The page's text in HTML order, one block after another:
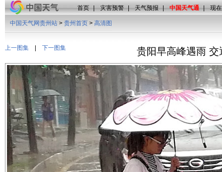
首页 | 灾害预警 | 天气预报 | 中国天气通 | 现
上一图集 下一图集
中国天气网贵州站 > 贵州首页 > 高清图
贵阳早高峰遇雨